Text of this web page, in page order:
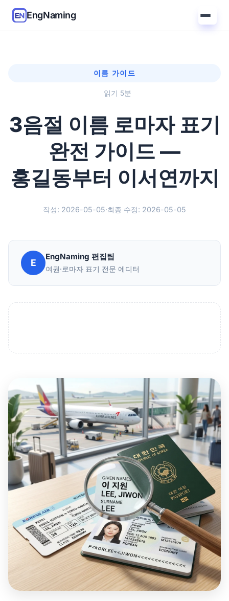
EngNaming
이름 가이드
읽기 5분
3음절 이름 로마자 표기
완전 가이드 —
홍길동부터 이서연까지
작성: 2026-05-05·최종 수정: 2026-05-05
E
EngNaming 편집팀
여권·로마자 표기 전문 에디터